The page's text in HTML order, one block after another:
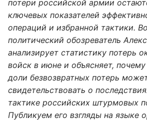
потери российской армии
ключевых показателей
операций и избранной тактики.
политический обозреватель
анализирует статистику потерь
войск в июне и объясняет,
доли безвозвратных потерь
свидетельствовать о
тактике российских штурмовых
Публикуем его взгляды на языке